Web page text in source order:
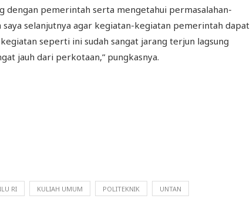
dengan pemerintah serta mengetahui permasalahan-
saya selanjutnya agar kegiatan-kegiatan pemerintah dapat
seperti ini sudah sangat jarang terjun lagsung
jauh dari perkotaan,” pungkasnya.
RI KULIAH UMUM POLITEKNIK UNTAN